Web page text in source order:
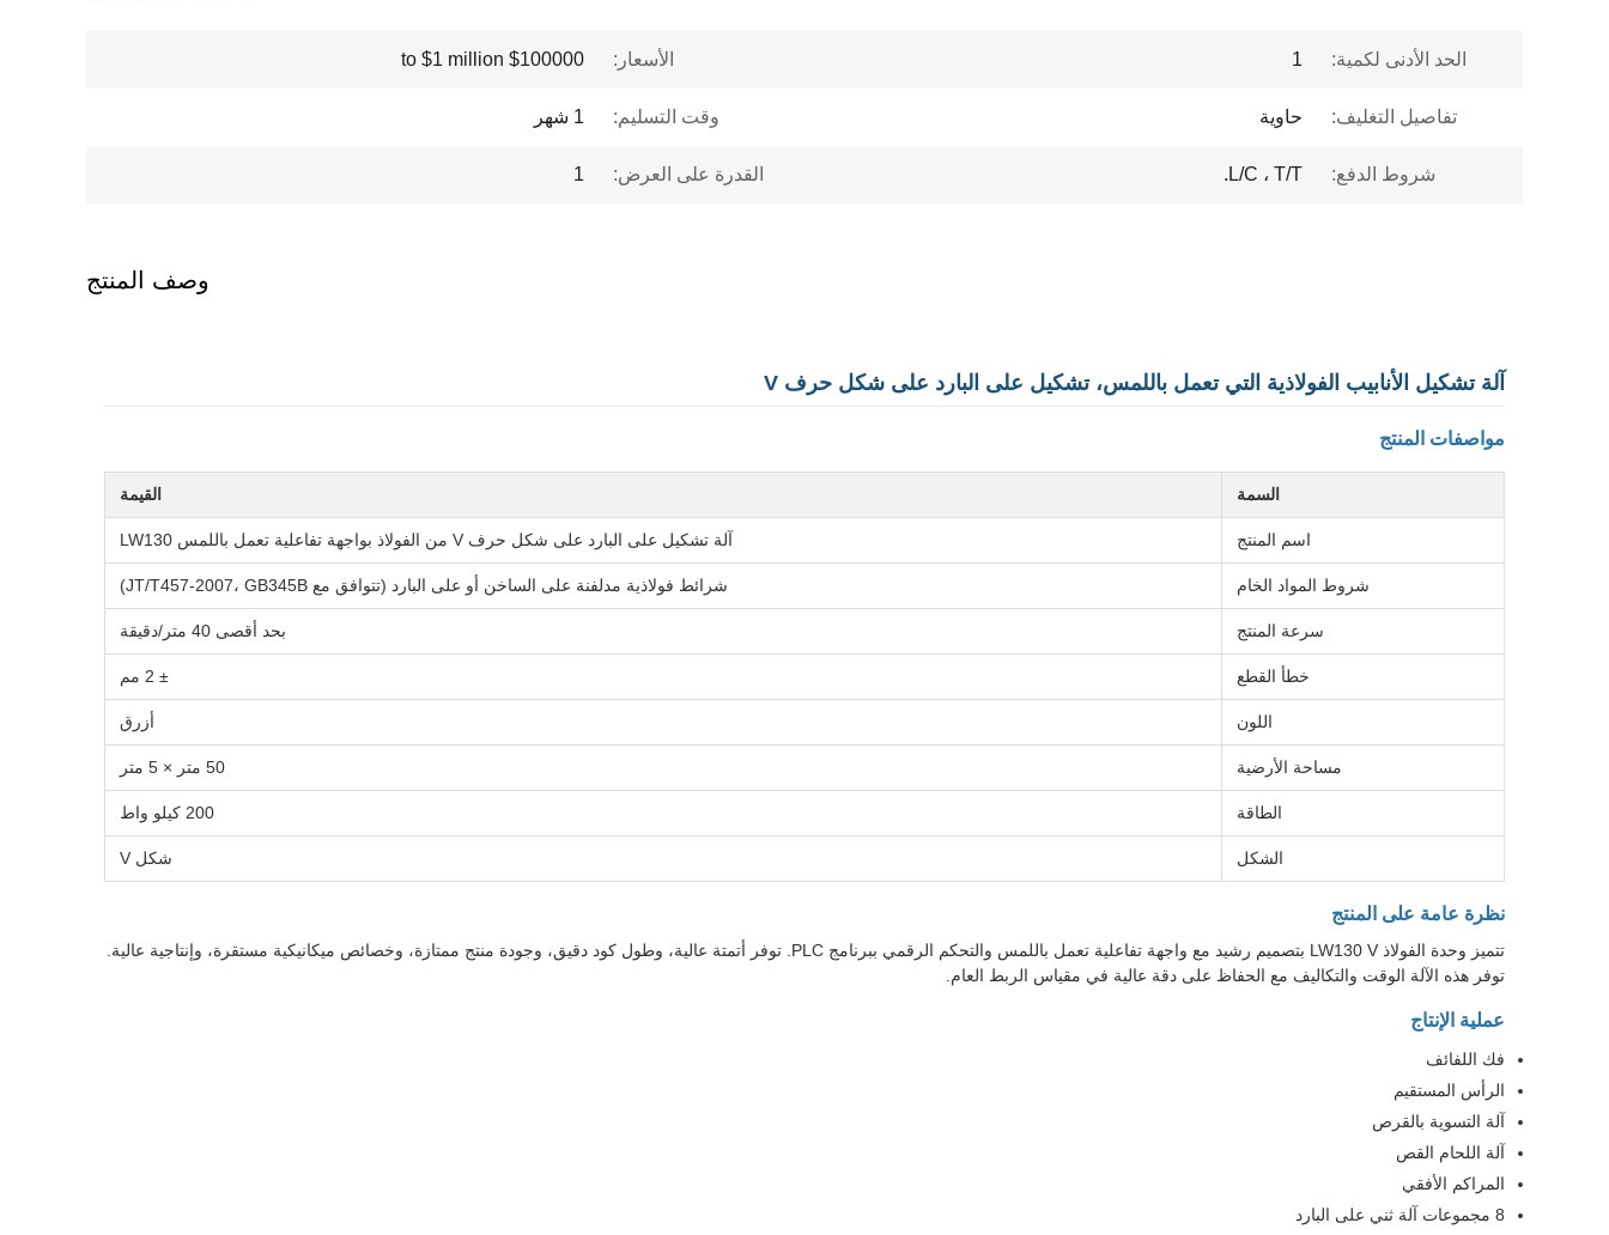
الحد الأدنى لكمية: 1 الأسعار: $100000 to $1 million
تفاصيل التغليف: حاوية وقت التسليم: 1 شهر
شروط الدفع: L/C ، T/T. القدرة على العرض: 1
وصف المنتج
آلة تشكيل الأنابيب الفولاذية التي تعمل باللمس، تشكيل على البارد على شكل حرف V
مواصفات المنتج
السمة القيمة
اسم المنتج آلة تشكيل على البارد على شكل حرف V من الفولاذ بواجهة تفاعلية تعمل باللمس LW130
شروط المواد الخام شرائط فولاذية مدلفنة على الساخن أو على البارد (تتوافق مع JT/T457-2007، GB345B)
سرعة المنتج بحد أقصى 40 متر/دقيقة
خطأ القطع ± 2 مم
اللون أزرق
مساحة الأرضية 50 متر × 5 متر
الطاقة 200 كيلو واط
الشكل شكل V
نظرة عامة على المنتج
تتميز وحدة الفولاذ LW130 V بتصميم رشيد مع واجهة تفاعلية تعمل باللمس والتحكم الرقمي ببرنامج PLC. توفر أتمتة عالية، وطول كود دقيق، وجودة منتج ممتازة، وخصائص ميكانيكية مستقرة، وإنتاجية عالية.
توفر هذه الآلة الوقت والتكاليف مع الحفاظ على دقة عالية في مقياس الربط العام.
عملية الإنتاج
فك اللفائف
الرأس المستقيم
آلة التسوية بالقرص
آلة اللحام القص
المراكم الأفقي
8 مجموعات آلة ثني على البارد